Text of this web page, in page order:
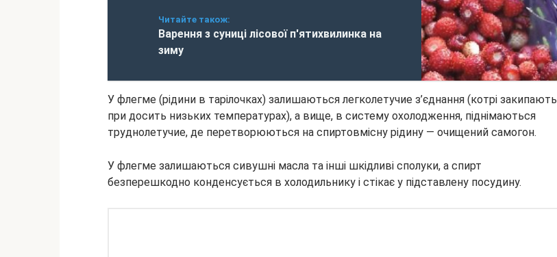
Читайте також:
Варення з суниці лісової п'ятихвилинка на
зиму
У флегме (рідини в тарілочках) залишаються легколетучие з’єднання (котрі закипають
при досить низьких температурах), а вище, в систему охолодження, піднімаються
труднолетучие, де перетворюються на спиртовмісну рідину — очищений самогон.
У флегме залишаються сивушні масла та інші шкідливі сполуки, а спирт
безперешкодно конденсується в холодильнику і стікає у підставлену посудину.